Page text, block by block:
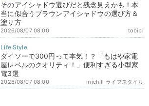
そのアイシャドウ選びだと残念見えかも！本
当に似合うブラウンアイシャドウの選び方＆
塗り方
tobibi
2026/08/07 08:00
ダイソーで300円って本気！？「もはや家電
屋レベルのクオリティ！」便利すぎる小型家
電3選
michill ライフスタイル
2026/08/07 08:00